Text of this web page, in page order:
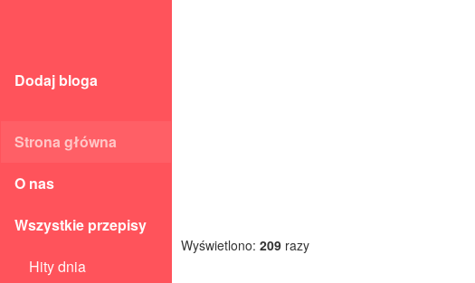
Dodaj bloga
Strona główna
O nas
Wszystkie przepisy
Hity dnia
Wyświetlono: 209 razy